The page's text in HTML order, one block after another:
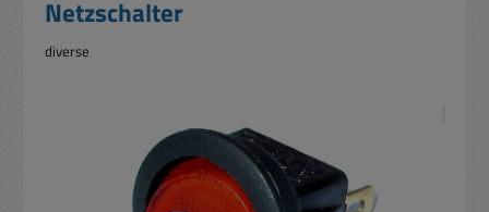
Netzschalter
diverse